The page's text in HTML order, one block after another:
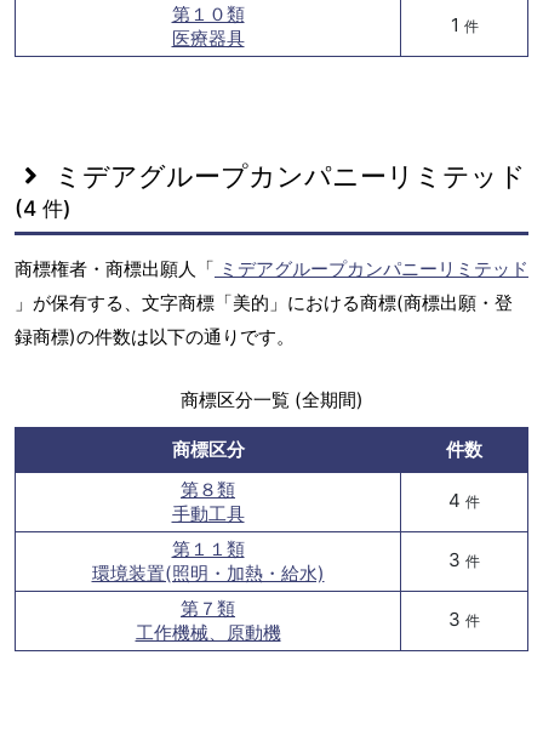
第１０類
医療器具
1 件
ミデアグループカンパニーリミテッド
(4 件)
商標権者・商標出願人「 ミデアグループカンパニーリミテッド
」が保有する、文字商標「美的」における商標(商標出願・登
録商標)の件数は以下の通りです。
商標区分一覧 (全期間)
商標区分
件数
第８類
手動工具
4 件
第１１類
環境装置(照明・加熱・給水)
3 件
第７類
工作機械、原動機
3 件